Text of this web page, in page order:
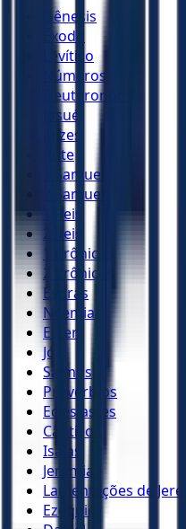
Gênesis
Êxodo
Levítico
Números
Deuteronômio
Josué
Juízes
Rute
1 Samuel
2 Samuel
1 Reis
2 Reis
1 Crônicas
2 Crônicas
Esdras
Neemias
Ester
Jó
Salmos
Provérbios
Eclesiastes
Cânticos
Isaías
Jeremias
Lamentações de
Ezequiel